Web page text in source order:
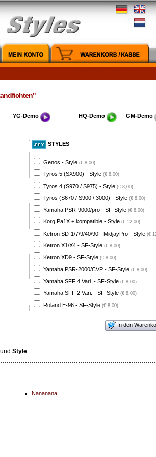
YG-Demo HQ-Demo GM-Demo
STYLES
Genos - Style (€ 8,00)
Tyros 5 (SX900) - Style (€ 8,00)
Tyros 4 (S970 / S975) - Style (€ 8,00)
Tyros (S670 / S900 / 3000) - Style (€ 8,00)
Yamaha PSR-9000/pro - SF-Style (€ 8,00)
Korg Pa1X + kompatible - Style (€ 12,00)
Ketron SD-1/7/9/40/90 - MidjayPro - Style (€
Ketron X1/X4 - SF-Style (€ 8,00)
Ketron XD9 - SF-Style (€ 8,00)
Yamaha PSR-2000/CVP - SF-Style (€ 8,00)
Yamaha SFF 4 Vari. - SF-Style (€ 8,00)
Yamaha SFF 2 Vari. - SF-Style (€ 8,00)
Roland E-96 - SF-Style (€ 8,00)
In den
Style
Nananana